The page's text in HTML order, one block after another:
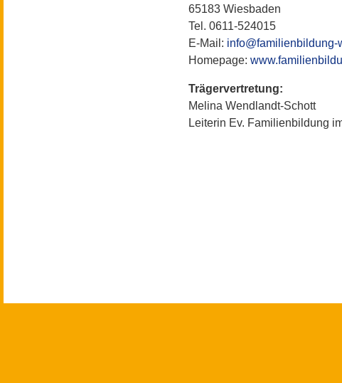
65183 Wiesbaden
Tel. 0611-524015
E-Mail: info@familienbildung-
Homepage:
Trägervertretung:
Melina Wendlandt-Schott
Leiterin Ev. Familienbildung